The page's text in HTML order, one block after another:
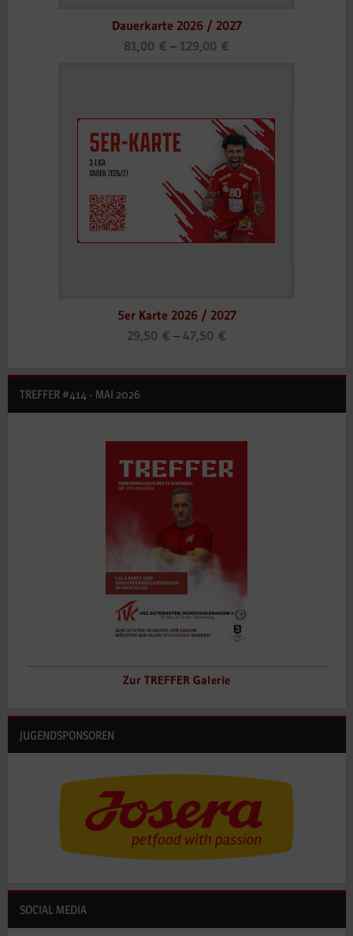
Dauerkarte 2026 / 2027
81,00 € – 129,00 €
5er Karte 2026 / 2027
29,50 € – 47,50 €
TREFFER #414 - MAI 2026
Zur TREFFER Galerie
JUGENDSPONSOREN
SOCIAL MEDIA